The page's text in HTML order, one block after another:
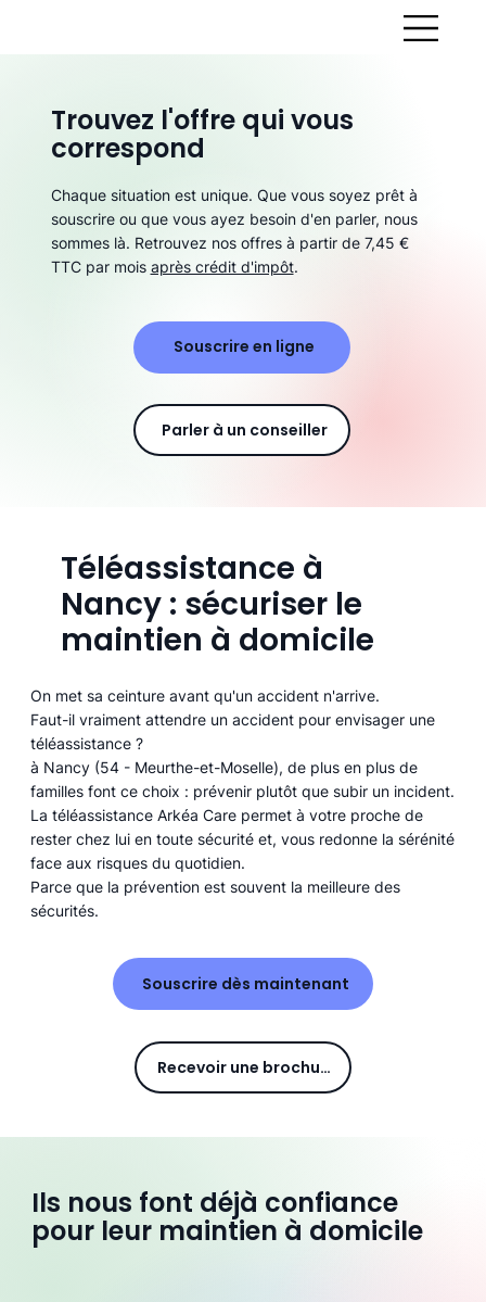
Téléassistance à
Nancy : sécuriser le
maintien à domicile
On met sa ceinture avant qu'un accident n'arrive.
Faut-il vraiment attendre un accident pour envisager une
téléassistance ?
à Nancy (54 - Meurthe-et-Moselle), de plus en plus de
familles font ce choix : prévenir plutôt que subir un incident.
La téléassistance Arkéa Care permet à votre proche de
rester chez lui en toute sécurité et, vous redonne la sérénité
face aux risques du quotidien.
Parce que la prévention est souvent la meilleure des
sécurités.
Souscrire dès maintenant
Recevoir une brochure
Ils nous font déjà confiance
pour leur maintien à domicile
Trouvez l'offre qui vous
correspond
Chaque situation est unique. Que vous soyez prêt à
souscrire ou que vous ayez besoin d'en parler, nous
sommes là. Retrouvez nos offres à partir de 7,45 €
TTC par mois après crédit d'impôt.
Souscrire en ligne
Parler à un conseiller